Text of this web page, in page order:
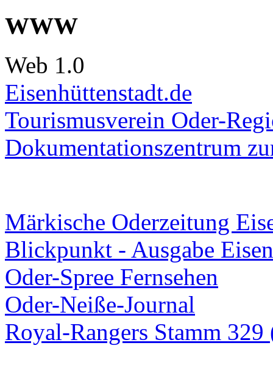
WWW
Web 1.0
Eisenhüttenstadt.de
Tourismusverein Oder-
Dokumentationszentrum
Märkische Oderzeitung
Blickpunkt - Ausgabe
Oder-Spree Fernsehen
Oder-Neiße-Journal
Royal-Rangers Stamm